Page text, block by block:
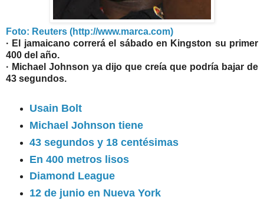
Foto: Reuters (http://www.marca.com)
· El jamaicano correrá el sábado en Kingston su primer
400 del año.
· Michael Johnson ya dijo que creía que podría bajar de
43 segundos.
Usain Bolt
Michael Johnson tiene
43 segundos y 18 centésimas
En 400 metros lisos
Diamond League
12 de junio en Nueva York